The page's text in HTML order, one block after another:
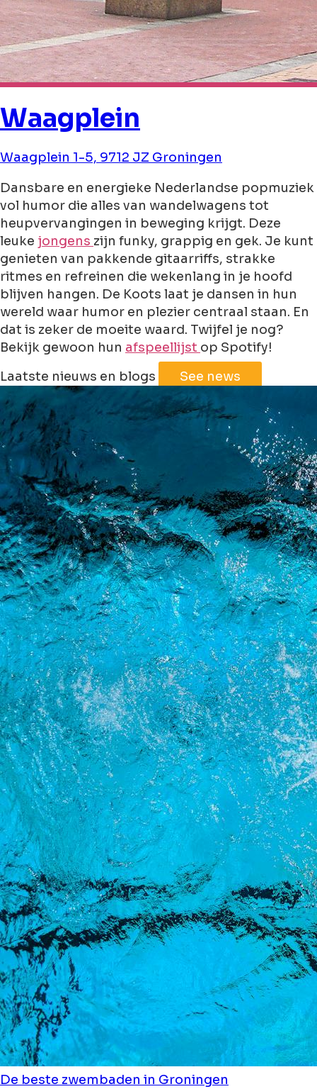
Waagplein
Waagplein 1-5, 9712 JZ Groningen
Dansbare en energieke Nederlandse popmuziek
vol humor die alles van wandelwagens tot
heupvervangingen in beweging krijgt. Deze
leuke jongens zijn funky, grappig en gek. Je kunt
genieten van pakkende gitaarriffs, strakke
ritmes en refreinen die wekenlang in je hoofd
blijven hangen. De Koots laat je dansen in hun
wereld waar humor en plezier centraal staan. En
dat is zeker de moeite waard. Twijfel je nog?
Bekijk gewoon hun afspeellijst op Spotify!
+
−
Leaflet | ©JawgMaps©OpenStreetMap
Laatste nieuws en blogs See news
De beste zwembaden in Groningen